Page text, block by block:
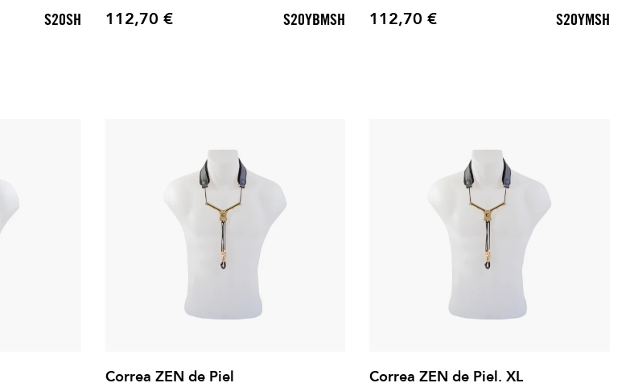
S20SH Precio
112,70 € S20YBMSH Precio
112,70 € S20YMSH
Correa ZEN de Piel Correa ZEN de Piel. XL